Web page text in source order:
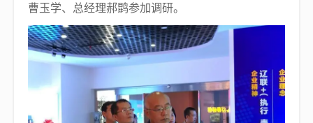
曹玉学、总经理郝鹍参加调研。